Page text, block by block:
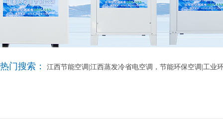
热门搜索： 江西节能空调|江西蒸发冷省电空调，节能环保空调|工业